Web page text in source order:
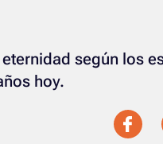
según los
hoy.